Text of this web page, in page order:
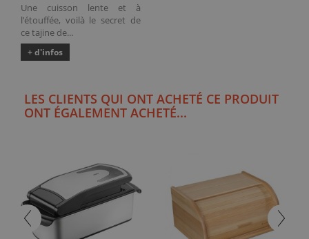
Une cuisson lente et à
l'étouffée, voilà le secret de
ce tajine de...
+ d'infos
LES CLIENTS QUI ONT ACHETÉ CE PRODUIT
ONT ÉGALEMENT ACHETÉ...